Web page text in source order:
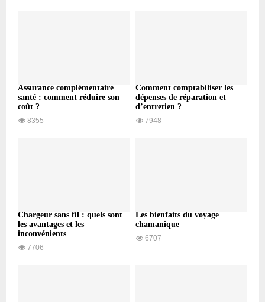
Assurance complémentaire
santé : comment réduire son
coût ?
8355
Comment comptabiliser les
dépenses de réparation et
d’entretien ?
7948
Chargeur sans fil : quels sont
les avantages et les
inconvénients
7706
Les bienfaits du voyage
chamanique
6707